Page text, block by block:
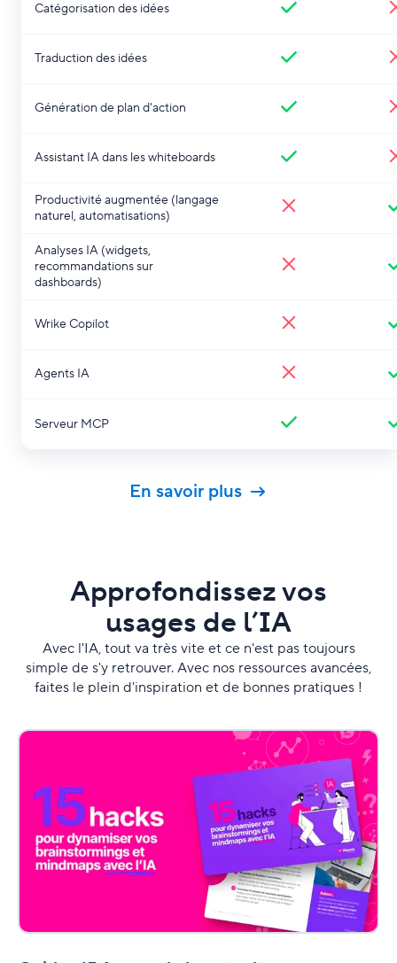
Catégorisation des idées
Traduction des idées
Génération de plan d'action
Assistant IA dans les whiteboards
Productivité augmentée (langage
naturel, automatisations)
Analyses IA (widgets,
recommandations sur
dashboards)
Wrike Copilot
Agents IA
Serveur MCP
En savoir plus
Approfondissez vos
usages de l’IA
Avec l'IA, tout va très vite et ce n'est pas toujours
simple de s'y retrouver. Avec nos ressources avancées,
faites le plein d'inspiration et de bonnes pratiques !
Guide
façons
booster
brainstorming